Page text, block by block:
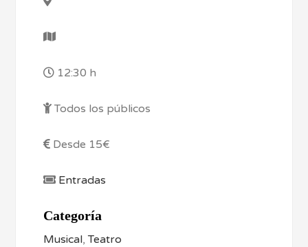
12:30 h
Todos los públicos
Desde 15€
Entradas
Categoría
Musical,Teatro